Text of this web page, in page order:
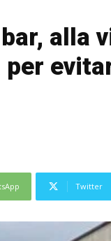
alla
Twitter